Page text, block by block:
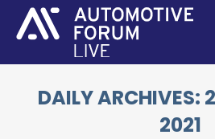
DAILY ARCHIVES:
2021